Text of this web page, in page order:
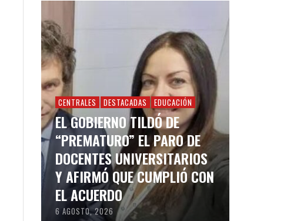
CENTRALES DESTACADAS EDUCACIÓN
EL GOBIERNO TILDÓ DE
“PREMATURO” EL PARO DE
DOCENTES UNIVERSITARIOS
Y AFIRMÓ QUE CUMPLIÓ CON
EL ACUERDO
6 AGOSTO, 2026